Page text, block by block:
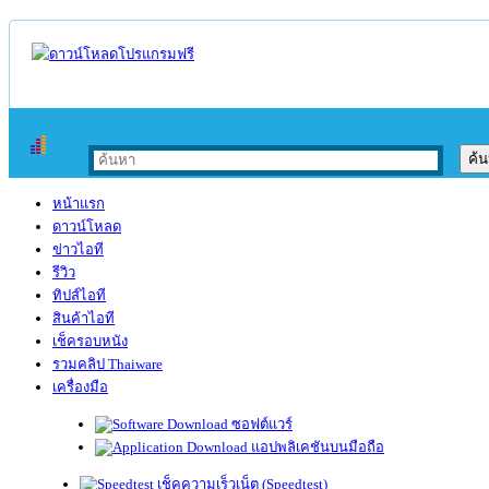
หน้าแรก
ดาวน์โหลด
ข่าวไอที
รีวิว
ทิปส์ไอที
สินค้าไอที
เช็ครอบหนัง
รวมคลิป Thaiware
เครื่องมือ
ซอฟต์แวร์
แอปพลิเคชันบนมือถือ
เช็คความเร็วเน็ต (Speedtest)